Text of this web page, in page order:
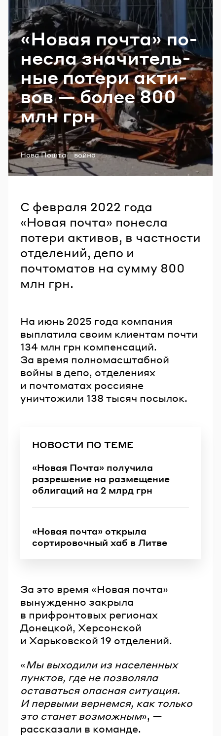
«Новая почта» по­
нес­ла зна­чи­тель­
ные по­те­ри ак­ти­
вов — более 800
млн грн
Теги:
Нова Пошта война
С февраля 2022 года
«Новая почта» понесла
потери активов, в частности
отделений, депо и
почтоматов на сумму 800
млн грн.
На июнь 2025 года компания
выплатила своим клиентам почти
134 млн грн компенсаций.
За время полномасштабной
войны в депо, отделениях
и почтоматах россияне
уничтожили 138 тысяч посылок.
НОВОСТИ ПО ТЕМЕ
«Новая Почта» получила
разрешение на размещение
облигаций на 2 млрд грн
«Новая почта» открыла
сортировочный хаб в Литве
За это время «Новая почта»
вынужденно закрыла
в прифронтовых регионах
Донецкой, Херсонской
и Харьковской 19 отделений.
«Мы выходили из населенных
пунктов, где не позволяла
оставаться опасная ситуация.
И первыми вернемся, как только
это станет возможным», —
рассказали в команде.
Email
Пароль
Забыли пароль?
ВОЙТИ